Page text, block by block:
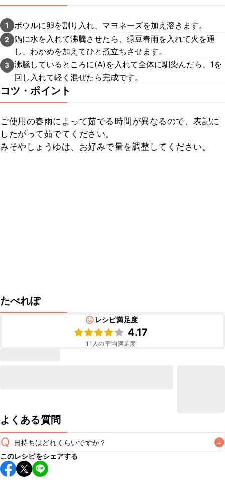
1 ボウルに卵を割り入れ、マヨネーズを加え溶きます。
2
鍋に水を入れて沸騰させたら、緑豆春雨を入れて火を通
し、わかめを加えてひと煮立ちさせます。
3 沸騰しているところに(A)を入れて全体に馴染んだら、1を
回し入れて軽く混ぜたら完成です。
コツ・ポイント
ご使用の春雨によって茹でる時間が異なるので、表記に
したがって茹でてください。
みそやしょうゆは、お好みで量を調整してください。
たべれぽ
レシピ満足度
4.17
11 人の平均満足度
よくある質問
Q 日持ちはどれくらいですか？ +
こちらのレシピは出来たてをお召し上がりいただくことをお
すすめします。
このレシピをシェアする